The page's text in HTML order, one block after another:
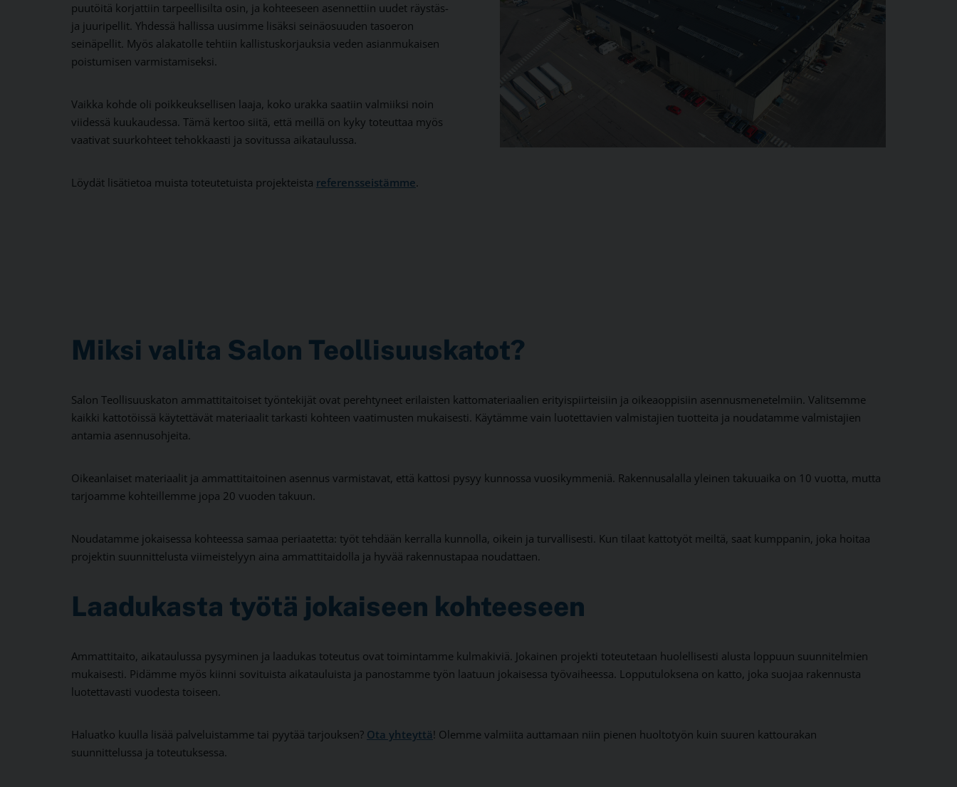
puutöitä korjattiin tarpeellisilta osin, ja kohteeseen asennettiin uudet räystäs-
ja juuripellit. Yhdessä hallissa uusimme lisäksi seinäosuuden tasoeron
seinäpellit. Myös alakatolle tehtiin kallistuskorjauksia veden asianmukaisen
poistumisen varmistamiseksi.
Vaikka kohde oli poikkeuksellisen laaja, koko urakka saatiin valmiiksi noin
viidessä kuukaudessa. Tämä kertoo siitä, että meillä on kyky toteuttaa myös
vaativat suurkohteet tehokkaasti ja sovitussa aikataulussa.
Löydät lisätietoa muista toteutetuista projekteista referensseistämme.
Miksi valita Salon Teollisuuskatot?
Salon Teollisuuskaton ammattitaitoiset työntekijät ovat perehtyneet erilaisten kattomateriaalien erityispiirteisiin ja oikeaoppisiin asennusmenetelmiin. Valitsemme
kaikki kattotöissä käytettävät materiaalit tarkasti kohteen vaatimusten mukaisesti. Käytämme vain luotettavien valmistajien tuotteita ja noudatamme valmistajien
antamia asennusohjeita.
Oikeanlaiset materiaalit ja ammattitaitoinen asennus varmistavat, että kattosi pysyy kunnossa vuosikymmeniä. Rakennusalalla yleinen takuuaika on 10 vuotta, mutta
tarjoamme kohteillemme jopa 20 vuoden takuun.
Noudatamme jokaisessa kohteessa samaa periaatetta: työt tehdään kerralla kunnolla, oikein ja turvallisesti. Kun tilaat kattotyöt meiltä, saat kumppanin, joka hoitaa
projektin suunnittelusta viimeistelyyn aina ammattitaidolla ja hyvää rakennustapaa noudattaen.
Laadukasta työtä jokaiseen kohteeseen
Ammattitaito, aikataulussa pysyminen ja laadukas toteutus ovat toimintamme kulmakiviä. Jokainen projekti toteutetaan huolellisesti alusta loppuun suunnitelmien
mukaisesti. Pidämme myös kiinni sovituista aikatauluista ja panostamme työn laatuun jokaisessa työvaiheessa. Lopputuloksena on katto, joka suojaa rakennusta
luotettavasti vuodesta toiseen.
Haluatko kuulla lisää palveluistamme tai pyytää tarjouksen? Ota yhteyttä! Olemme valmiita auttamaan niin pienen huoltotyön kuin suuren kattourakan
suunnittelussa ja toteutuksessa.